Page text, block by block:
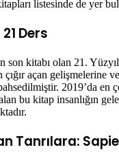
listesinde de yer
21 Ders
son kitabı olan 21.
çığır açan gelişmelerine
2019’da en
bu kitap insanlığın
Tanrılara: